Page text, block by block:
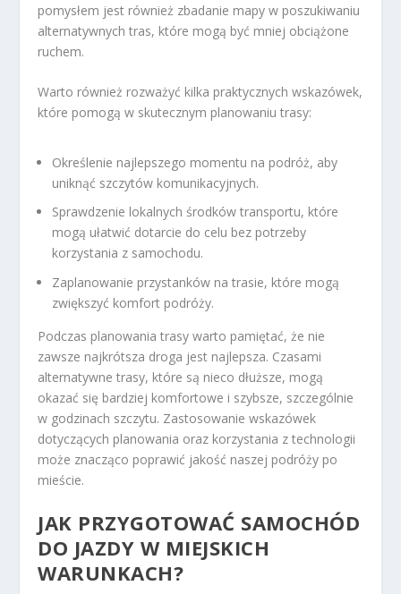
pomysłem jest również zbadanie mapy w poszukiwaniu
alternatywnych tras, które mogą być mniej obciążone
ruchem.
Warto również rozważyć kilka praktycznych wskazówek,
które pomogą w skutecznym planowaniu trasy:
Określenie najlepszego momentu na podróż, aby
uniknąć szczytów komunikacyjnych.
Sprawdzenie lokalnych środków transportu, które
mogą ułatwić dotarcie do celu bez potrzeby
korzystania z samochodu.
Zaplanowanie przystanków na trasie, które mogą
zwiększyć komfort podróży.
Podczas planowania trasy warto pamiętać, że nie
zawsze najkrótsza droga jest najlepsza. Czasami
alternatywne trasy, które są nieco dłuższe, mogą
okazać się bardziej komfortowe i szybsze, szczególnie
w godzinach szczytu. Zastosowanie wskazówek
dotyczących planowania oraz korzystania z technologii
może znacząco poprawić jakość naszej podróży po
mieście.
JAK PRZYGOTOWAĆ SAMOCHÓD
DO JAZDY W MIEJSKICH
WARUNKACH?